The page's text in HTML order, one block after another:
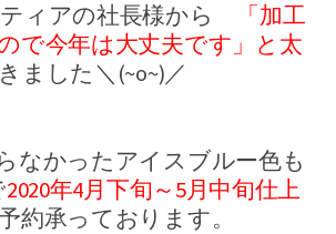
ィアの社長様から
「加工
で今年は大丈夫です」と太
ました＼(~o~)／
なかったアイスブルー色も
2020年4月下旬～5月中旬仕上
約承っております。